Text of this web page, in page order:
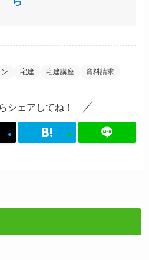
宅建 宅建講座 資料請求
シェアしてね！